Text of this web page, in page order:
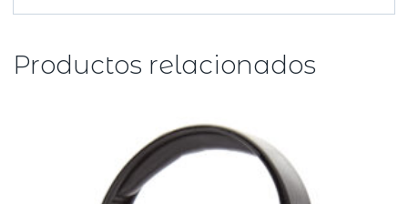
Productos relacionados